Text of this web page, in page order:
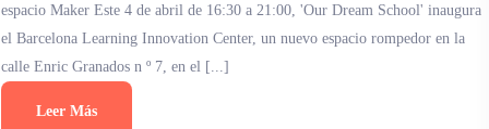
espacio Maker Este 4 de abril de 16:30 a 21:00, 'Our Dream School' inaugura
el Barcelona Learning Innovation Center, un nuevo espacio rompedor en la
calle Enric Granados n º 7, en el [...]
Leer Más